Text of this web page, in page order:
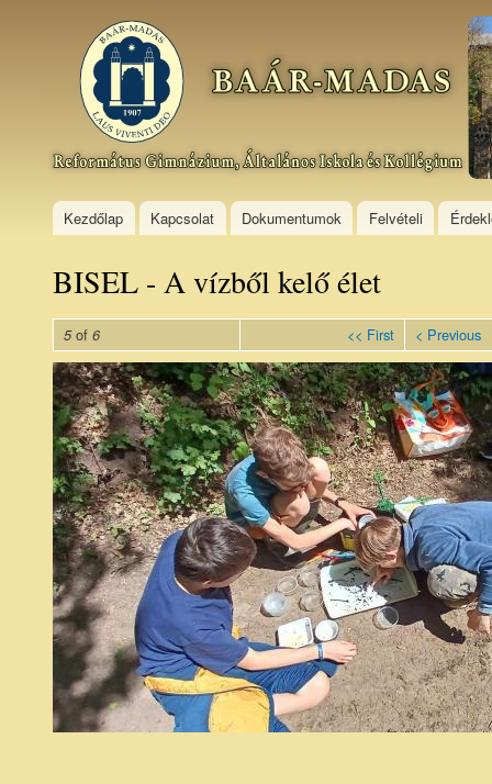
Baár–
Madas
Református
Gimnázium,
Általános
Kollégium
Kezdőlap Kapcsolat Dokumentumok Felvételi
BISEL - A vízből kelő élet
5of 6 << First < Previous
BISEL
- A
vízből
kelő
élet
(10).jpg